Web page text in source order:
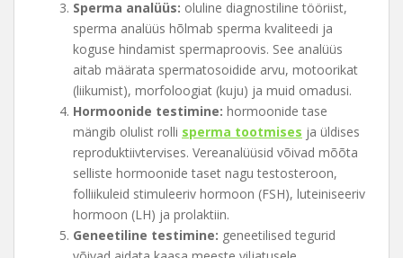
Sperma analüüs: oluline diagnostiline tööriist,
sperma analüüs hõlmab sperma kvaliteedi ja
koguse hindamist spermaproovis. See analüüs
aitab määrata spermatosoidide arvu, motoorikat
(liikumist), morfoloogiat (kuju) ja muid omadusi.
Hormoonide testimine: hormoonide tase
mängib olulist rolli sperma tootmises ja üldises
reproduktiivtervises. Vereanalüüsid võivad mõõta
selliste hormoonide taset nagu testosteroon,
folliikuleid stimuleeriv hormoon (FSH), luteiniseeriv
hormoon (LH) ja prolaktiin.
Geneetiline testimine: geneetilised tegurid